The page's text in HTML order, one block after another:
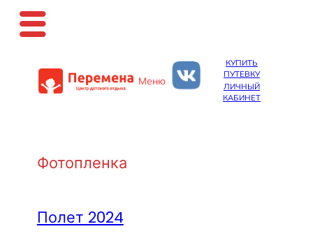
к
содержимому
Меню
КУПИТЬ
ПУТЕВКУ
ЛИЧНЫЙ
КАБИНЕТ
Фотопленка
Полет 2024